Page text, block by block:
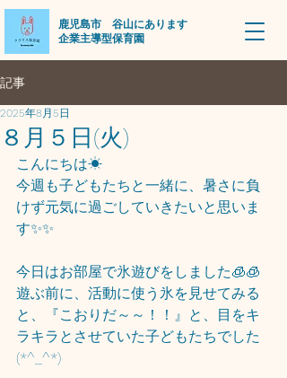
​鹿児島市 谷山にあります
企業主導型保育園
記事
８月５日(火)
2025年8月5日
こんにちは☀
今週も子どもたちと一緒に、暑さに負
けず元気に過ごしていきたいと思いま
す✨✨
今日はお部屋で氷遊びをしました🧊🧊
遊ぶ前に、活動に使う氷を見せてみる
と、『こおりだ～～！！』と、目をキ
ラキラとさせていた子どもたちでした
(*^_^*)